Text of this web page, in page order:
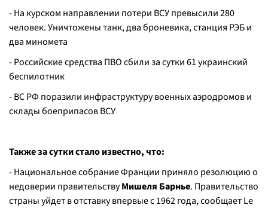
- На курском направлении потери ВСУ превысили 280
человек. Уничтожены танк, два броневика, станция РЭБ и
два миномета
- Российские средства ПВО сбили за сутки 61 украинский
беспилотник
- ВС РФ поразили инфраструктуру военных аэродромов и
склады боеприпасов ВСУ
Также за сутки стало известно, что:
- Национальное собрание Франции приняло резолюцию о
недоверии правительствуМишеля Барнье. Правительство
страны уйдет в отставку впервые с 1962 года, сообщает Le